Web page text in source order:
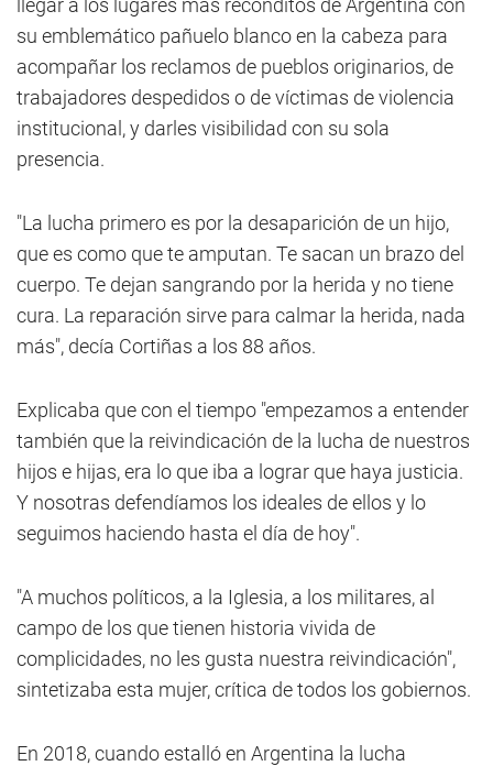
llegar a los lugares más recónditos de Argentina con
su emblemático pañuelo blanco en la cabeza para
acompañar los reclamos de pueblos originarios, de
trabajadores despedidos o de víctimas de violencia
institucional, y darles visibilidad con su sola
presencia.
"La lucha primero es por la desaparición de un hijo,
que es como que te amputan. Te sacan un brazo del
cuerpo. Te dejan sangrando por la herida y no tiene
cura. La reparación sirve para calmar la herida, nada
más", decía Cortiñas a los 88 años.
Explicaba que con el tiempo "empezamos a entender
también que la reivindicación de la lucha de nuestros
hijos e hijas, era lo que iba a lograr que haya justicia.
Y nosotras defendíamos los ideales de ellos y lo
seguimos haciendo hasta el día de hoy".
"A muchos políticos, a la Iglesia, a los militares, al
campo de los que tienen historia vivida de
complicidades, no les gusta nuestra reivindicación",
sintetizaba esta mujer, crítica de todos los gobiernos.
En 2018, cuando estalló en Argentina la lucha